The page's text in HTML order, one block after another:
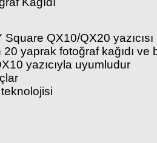
QX10/QX20
20 yaprak fotoğraf kağıdı
yazıcıyla uyumludur